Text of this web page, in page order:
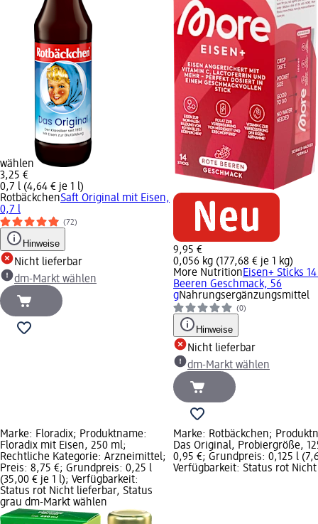
wählen
3,25 €
0,7 l (4,64 € je 1 l)
RotbäckchenSaft Original mit Eisen,
0,7 l
(72)
Hinweise
Nicht lieferbar
dm-Markt wählen
9,95 €
0,056 kg (177,68 € je 1 kg)
More NutritionEisen+ Sticks
Beeren Geschmack, 56
gNahrungsergänzungsmittel
(0)
Hinweise
Nicht lieferbar
dm-Markt wählen
Marke: Floradix; Produktname:
Floradix mit Eisen, 250 ml;
Rechtliche Kategorie: Arzneimittel;
Preis: 8,75 €; Grundpreis: 0,25 l
(35,00 € je 1 l); Verfügbarkeit:
Status rot Nicht lieferbar, Status
grau dm-Markt wählen
Marke: Rotbäckchen;
Das Original, Probiergröße,
0,95 €; Grundpreis: 0,125 l
Verfügbarkeit: Status rot